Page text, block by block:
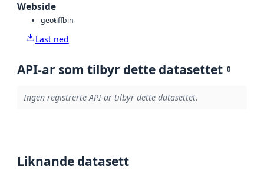
Webside
geotiffbin
Last ned
API-ar som tilbyr dette datasettet 0
Ingen registrerte API-ar tilbyr dette datasettet.
Liknande datasett